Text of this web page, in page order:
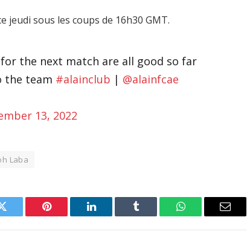
jeudi sous les coups de 16h30 GMT.
the next match are all good so far
the team #alainclub | @alainfcae
13, 2022
Laba
Twitter Pinterest LinkedIn Tumblr WhatsAppEmail